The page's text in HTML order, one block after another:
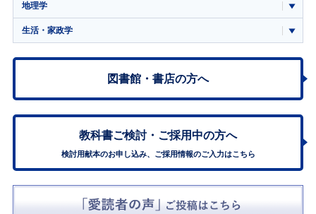
地理学
生活・家政学
図書館・書店の方へ
教科書ご検討・ ご採用中の方へ
検討用献本のお申し込み、ご採用情報のご入力はこちら